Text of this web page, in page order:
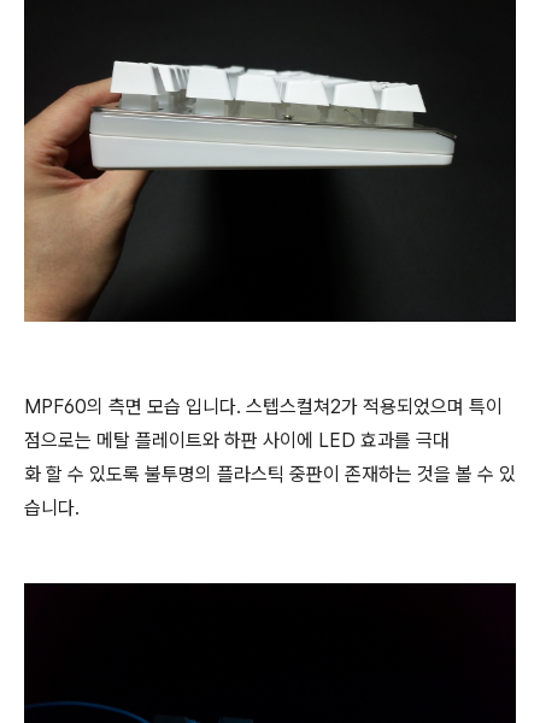
MPF60의 측면 모습 입니다. 스텝스컬쳐2가 적용되었으며 특이
점으로는 메탈 플레이트와 하판 사이에 LED 효과를 극대
화 할 수 있도록 불투명의 플라스틱 중판이 존재하는 것을 볼 수 있
습니다.